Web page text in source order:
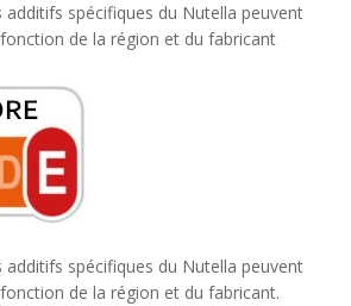
spécifiques du Nutella peuvent
de la région et du fabricant
spécifiques du Nutella peuvent
de la région et du fabricant.